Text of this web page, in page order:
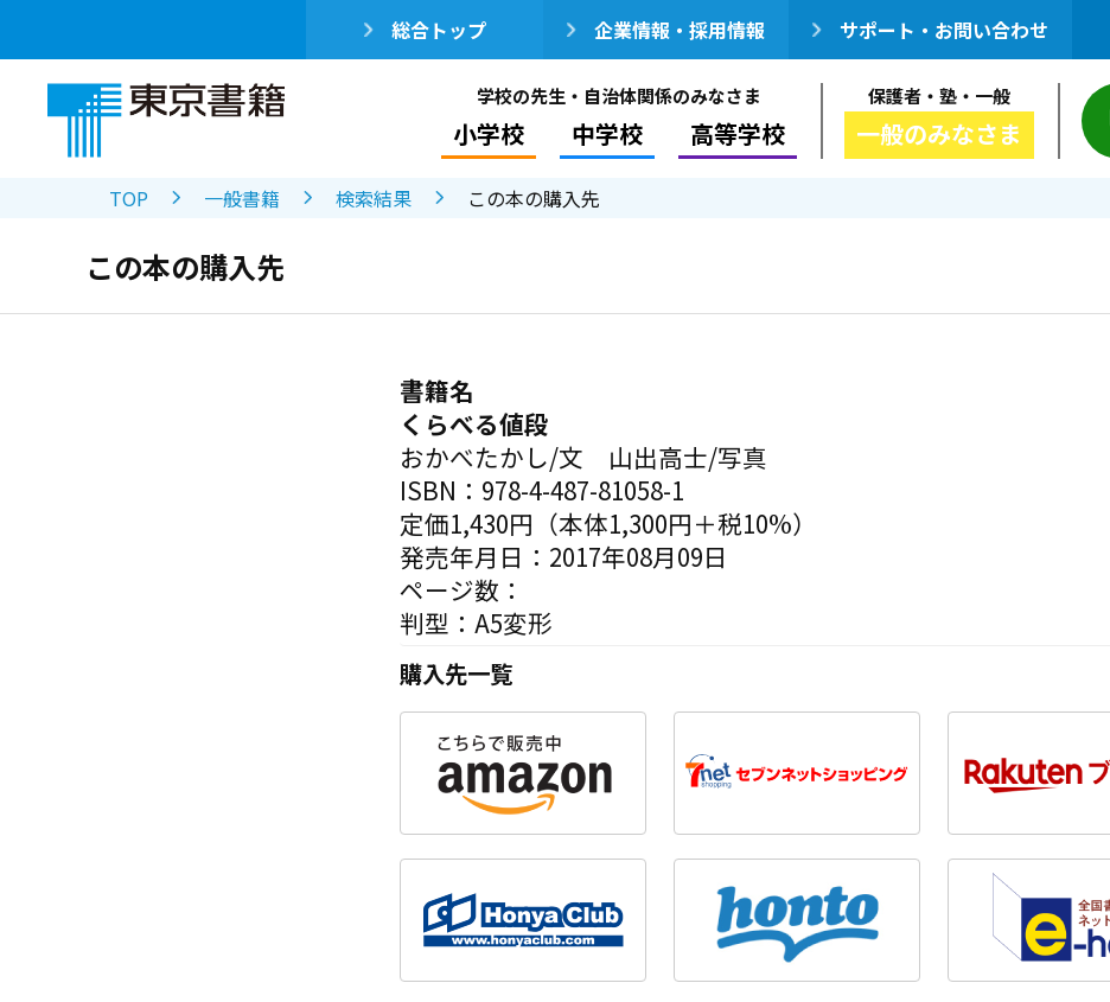
総合トップ 企業情報・採用情報 サポート・お問い合わせ
学校の先生・自治体関係のみなさま
小学校 中学校 高等学校
保護者・塾・一般
一般のみなさま
TOP 一般書籍 検索結果 この本の購入先
この本の購入先
書籍名
くらべる値段
おかべたかし/文 山出高士/写真
ISBN：978-4-487-81058-1
定価1,430円（本体1,300円＋税10%）
発売年月日：2017年08月09日
ページ数：
判型：A5変形
購入先一覧